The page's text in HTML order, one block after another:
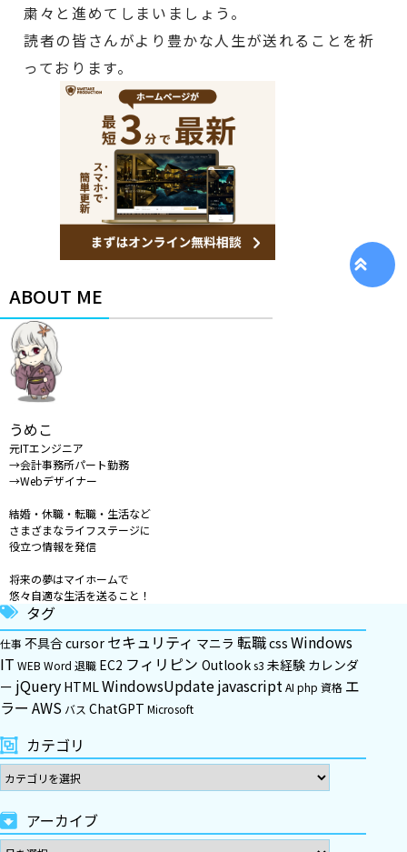
粛々と進めてしまいましょう。
読者の皆さんがより豊かな人生が送れることを祈
っております。
ABOUT ME
うめこ
元ITエンジニア
→会計事務所パート勤務
→Webデザイナー
結婚・休職・転職・生活など
さまざまなライフステージに
役立つ情報を発信
将来の夢はマイホームで
悠々自適な生活を送ること！
タグ
仕事 不具合cursor セキュリティ マニラ 転職css Windows
IT WEB Word 退職 EC2 フィリピン Outlooks3 未経験 カレンダ
ー jQuery HTMLWindowsUpdatejavascriptAI php 資格 エ
ラー AWS バス ChatGPT Microsoft
カテゴリ
アーカイブ